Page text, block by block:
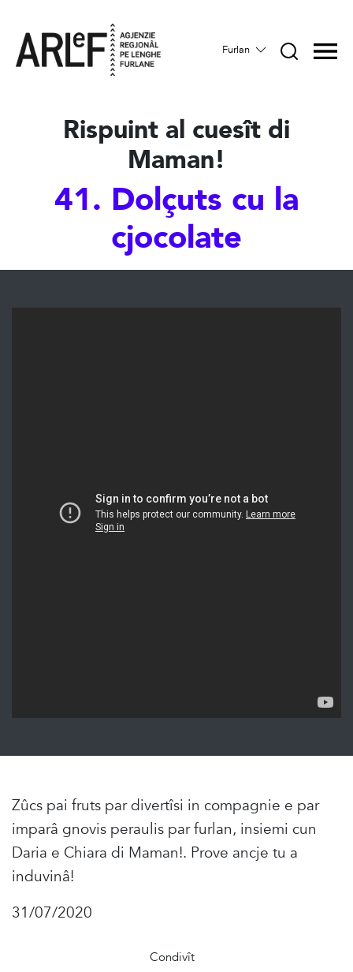
Furlan
Rispuint al cuesît di
Maman!
41. Dolçuts cu la
cjocolate
Zûcs pai fruts par divertîsi in compagnie e par
imparâ gnovis peraulis par furlan, insiemi cun
Daria e Chiara di Maman!. Prove ancje tu a
induvinâ!
31/07/2020
Condivît